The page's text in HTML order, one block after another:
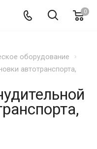
0
оборудование
автотранспорта,